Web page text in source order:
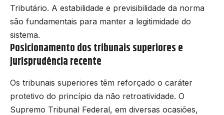
Tributário. A estabilidade e previsibilidade da norma
são fundamentais para manter a legitimidade do
sistema.
Posicionamento dos tribunais superiores e
jurisprudência recente
Os tribunais superiores têm reforçado o caráter
protetivo do princípio da não retroatividade. O
Supremo Tribunal Federal, em diversas ocasiões,